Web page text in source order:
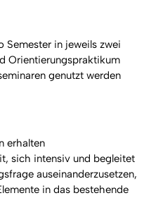
Semester in jeweils zwei
Orientierungspraktikum
genutzt werden
erhalten
sich intensiv und begleitet
auseinanderzusetzen,
in das bestehende